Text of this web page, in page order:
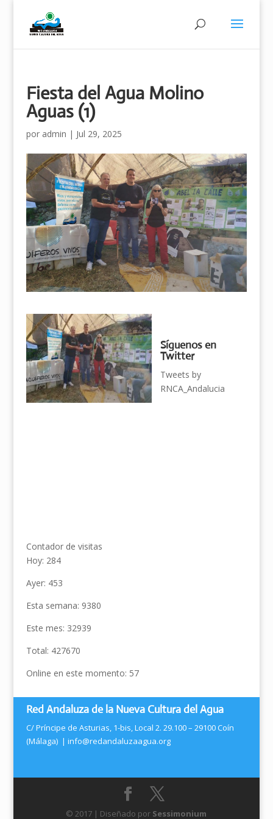
Fiesta del Agua Molino
Aguas (1)
por admin | Jul 29, 2025
Síguenos en
Twitter
Tweets by
RNCA_Andalucia
Contador de visitas
Hoy: 284
Ayer: 453
Esta semana: 9380
Este mes: 32939
Total: 427670
Online en este momento: 57
Red Andaluza de la Nueva Cultura del Agua
C/ Príncipe de Asturias, 1-bis, Local 2. 29.100 – 29100 Coín
(Málaga) | info@redandaluzaagua.org
© 2017 | Diseñado por Sessimonium